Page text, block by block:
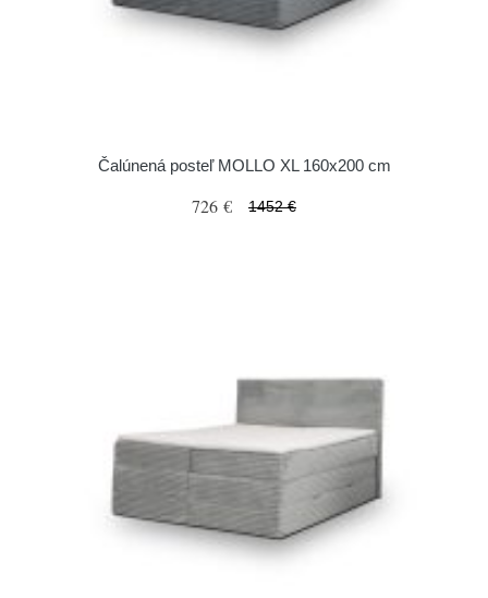
Čalúnená posteľ MOLLO XL 160x200 cm
726 € 1452 €